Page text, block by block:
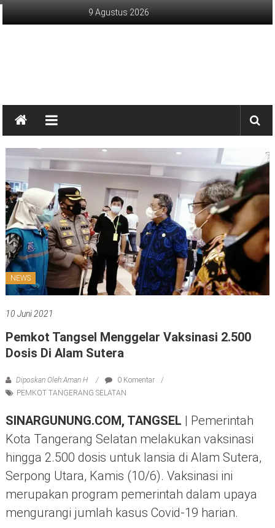
Lompat
9 Agustus 2026
jujur
terpercaya
NEWS
10 Juni 2021
Pemkot Tangsel Menggelar Vaksinasi 2.500
Dosis Di Alam Sutera
Diposkan Oleh:Aman H
0 Komentar
PEMKOT TANGERANG SELATAN
SINARGUNUNG.COM, TANGSEL | Pemerintah
Kota Tangerang Selatan melakukan vaksinasi
hingga 2.500 dosis untuk lansia di Alam Sutera,
Serpong Utara, Kamis (10/6). Vaksinasi ini
merupakan program pemerintah dalam upaya
mengurangi jumlah kasus Covid-19 harian.